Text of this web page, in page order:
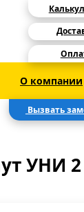
О компании
Вызвать
УНИ 2